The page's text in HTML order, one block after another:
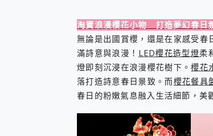
淘寶浪漫櫻花小物 打造夢幻春日
無論是出國賞櫻，還是在家感受
滿詩意與浪漫！ LED櫻花造型燈柔
燈即刻沉浸在浪漫櫻花樹下。櫻花
落打造詩意春日景致。而櫻花餐具
春日的粉嫩氣息融入生活細節，美